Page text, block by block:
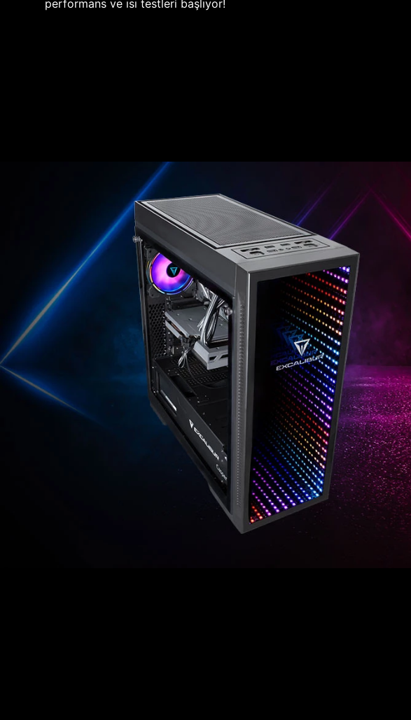
performans ve ısı testleri başlıyor!